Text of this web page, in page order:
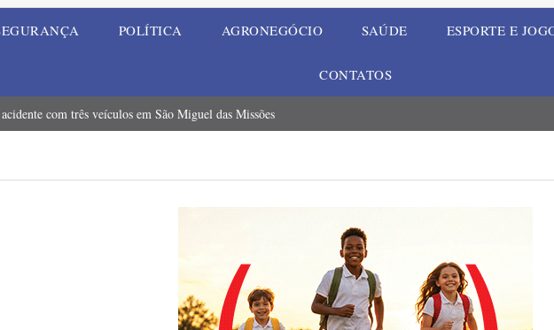
POLÍTICA AGRONEGÓCIO SAÚDE ESPORTE E
CONTATOS
com três veículos em São Miguel das Missões